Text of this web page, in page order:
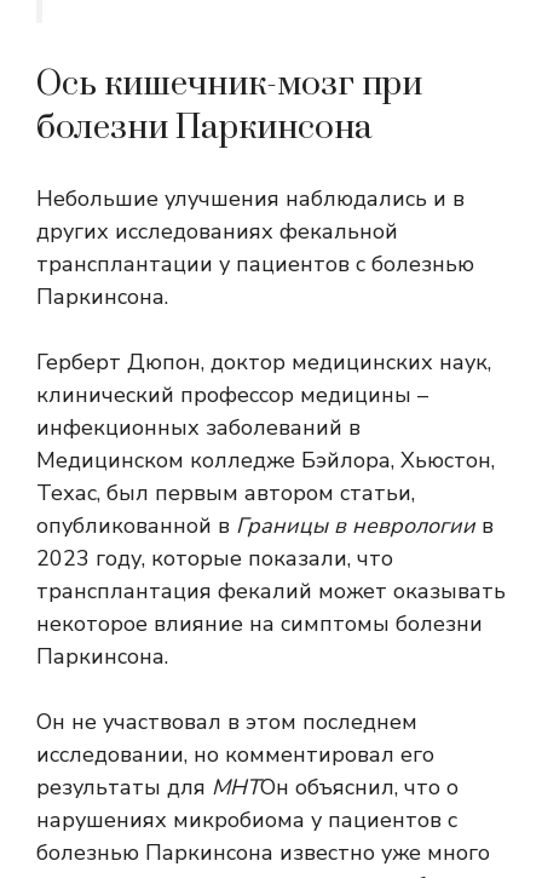
Ось кишечник-мозг при
болезни Паркинсона
Небольшие улучшения наблюдались и в
других исследованиях фекальной
трансплантации у пациентов с болезнью
Паркинсона.
Герберт Дюпон, доктор медицинских наук,
клинический профессор медицины –
инфекционных заболеваний в
Медицинском колледже Бэйлора, Хьюстон,
Техас, был первым автором статьи,
опубликованной в Границы в неврологиив
2023 году, которые показали, что
трансплантация фекалий может оказывать
некоторое влияние на симптомы болезни
Паркинсона.
Он не участвовал в этом последнем
исследовании, но комментировал его
результаты для МНТОн объяснил, что о
нарушениях микробиома у пациентов с
болезнью Паркинсона известно уже много